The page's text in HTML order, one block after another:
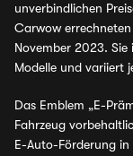
unverbindlichen
Carwow
November 2023.
Modelle und variiert
Das Emblem „E-
Fahrzeug
E-Auto-Förderung